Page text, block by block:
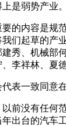
是弱势产业
的内容是规
们起草的产
秀、机械部
李祥林、夏
表一致同意
前没有任何
出台的汽车